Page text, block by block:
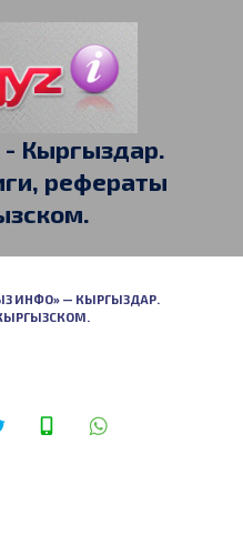
Кыргыздар.
рефераты
ИНФО» — КЫРГЫЗДАР.